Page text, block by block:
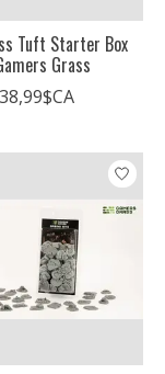
Tuft Starter Box
Grass
38,99$CA